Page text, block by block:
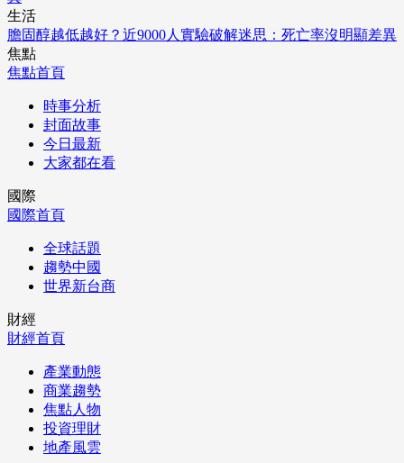
生活
膽固醇越低越好？近9000人實驗破解迷思：死亡率沒明顯差異
焦點
焦點首頁
時事分析
封面故事
今日最新
大家都在看
國際
國際首頁
全球話題
趨勢中國
世界新台商
財經
財經首頁
產業動態
商業趨勢
焦點人物
投資理財
地產風雲